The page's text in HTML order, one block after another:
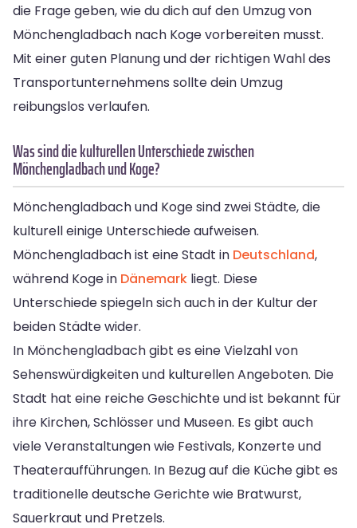
die Frage geben, wie du dich auf den Umzug von
Mönchengladbach nach Koge vorbereiten musst.
Mit einer guten Planung und der richtigen Wahl des
Transportunternehmens sollte dein Umzug
reibungslos verlaufen.
Was sind die kulturellen Unterschiede zwischen
Mönchengladbach und Koge?
Mönchengladbach und Koge sind zwei Städte, die
kulturell einige Unterschiede aufweisen.
Mönchengladbach ist eine Stadt in Deutschland,
während Koge in Dänemark liegt. Diese
Unterschiede spiegeln sich auch in der Kultur der
beiden Städte wider.
In Mönchengladbach gibt es eine Vielzahl von
Sehenswürdigkeiten und kulturellen Angeboten. Die
Stadt hat eine reiche Geschichte und ist bekannt für
ihre Kirchen, Schlösser und Museen. Es gibt auch
viele Veranstaltungen wie Festivals, Konzerte und
Theateraufführungen. In Bezug auf die Küche gibt es
traditionelle deutsche Gerichte wie Bratwurst,
Sauerkraut und Pretzels.